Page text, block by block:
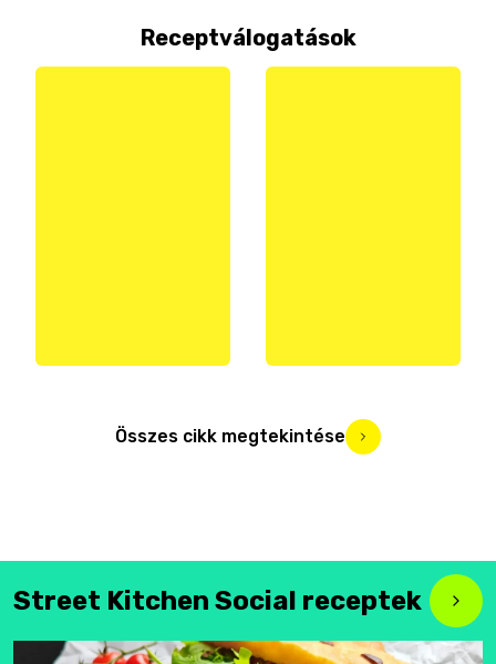
Receptválogatások
Összes cikk megtekintése
Street Kitchen Social receptek